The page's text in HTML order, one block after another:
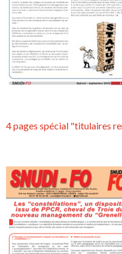
4 pages spécial "titulaires